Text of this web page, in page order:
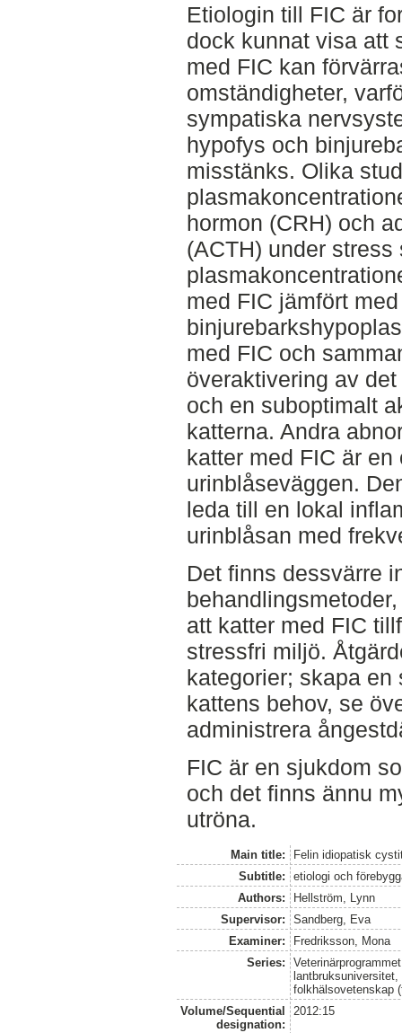
Etiologin till FIC är
dock kunnat visa att
med FIC kan
omständigheter,
sympatiska
hypofys och
misstänks. Olika
hormon (CRH) och
(ACTH) under stress
med FIC jämfört
med FIC och
överaktivering av
och en suboptimalt
katterna. Andra
katter med FIC är
urinblåseväggen.
leda till en lokal
urinblåsan med
Det finns dessvärre
att katter med FIC
stressfri miljö.
kategorier; skapa
kattens behov, se
administrera
FIC är en sjukdom
och det finns ännu
utröna.
Main title:
Felin idiopatisk
Subtitle:
etiologi och
Authors:
Hellström, Lynn
Supervisor:
Sandberg, Eva
Examiner:
Fredriksson, Mona
Series:
folkhälsovetenskap
Volume/Sequential
designation:
2012:15